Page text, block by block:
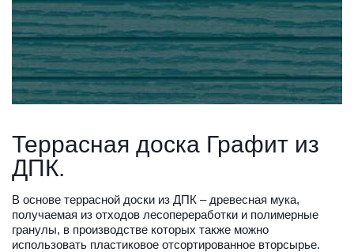
Террасная доска Графит из
ДПК.
В основе террасной доски из ДПК – древесная мука,
получаемая из отходов лесопереработки и полимерные
гранулы, в производстве которых также можно
использовать пластиковое отсортированное вторсырье.